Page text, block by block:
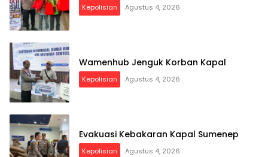
Kepolisian Agustus 4, 2026
Wamenhub Jenguk Korban Kapal
Kepolisian Agustus 4, 2026
Evakuasi Kebakaran Kapal Sumenep
Kepolisian Agustus 4, 2026